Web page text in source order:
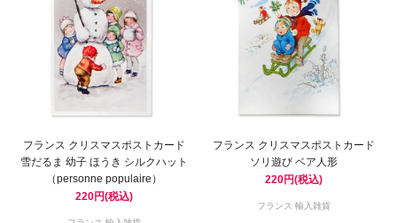
フランス クリスマスポストカード
雪だるま 幼子 ほうき シルクハット
（personne populaire）
220円(税込)
フランス クリスマスポストカード
ソリ遊び ベア人形
220円(税込)
フランス 輸入雑貨